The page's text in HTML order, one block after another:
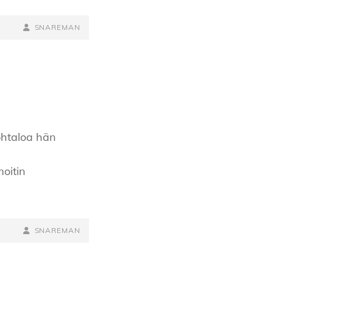
BY
BYLINE
SNAREMAN
hän
BY
BYLINE
SNAREMAN